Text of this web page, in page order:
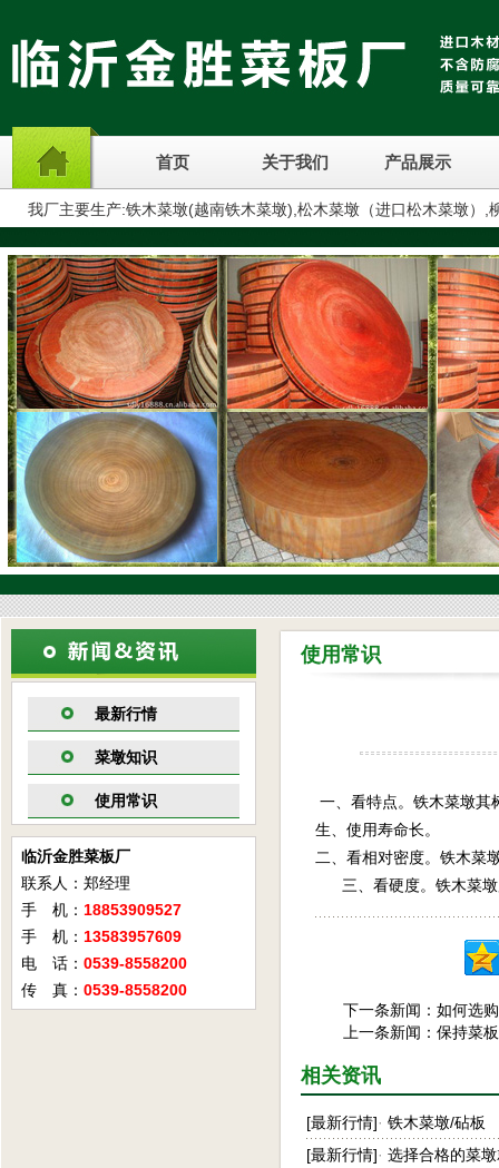
首页 关于我们 产品展示
我厂主要生产:铁木菜墩(越南铁木菜墩),松木菜墩（进口松木菜墩）
最新行情
菜墩知识
使用常识
临沂金胜菜板厂
联系人：郑经理
手 机： 18853909527
手 机： 13583957609
电 话： 0539-8558200
传 真： 0539-8558200
使用常识
一、看特点。铁木菜墩其
生、使用寿命长。
二、看相对密度。铁木菜
三、看硬度。铁木菜墩
下一条新闻： 如何选
上一条新闻： 保持菜
相关资讯
[最新行情]· 铁木菜墩/砧板
[最新行情]· 选择合格的菜